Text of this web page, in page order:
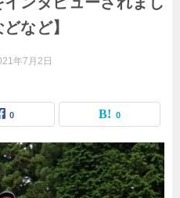
など】
年7月2日
0 0